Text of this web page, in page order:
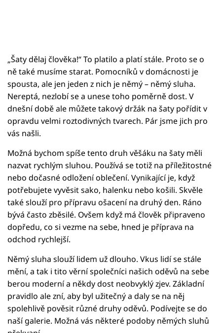
„Šaty dělaj člověka!“ To platilo a platí stále. Proto se o
ně také musíme starat. Pomocníků v domácnosti je
spousta, ale jen jeden z nich je němý – němý sluha.
Nereptá, nezlobí se a unese toho poměrně dost. V
dnešní době ale můžete takový držák na šaty pořídit v
opravdu velmi roztodivných tvarech. Pár jsme jich pro
vás našli.
Možná bychom spíše tento druh věšáku na šaty měli
nazvat rychlým sluhou. Používá se totiž na příležitostné
nebo dočasné odložení oblečení. Vynikající je, když
potřebujete vyvěsit sako, halenku nebo košili. Skvěle
také slouží pro přípravu ošacení na druhý den. Ráno
bývá často zběsilé. Ovšem když má člověk připraveno
dopředu, co si vezme na sebe, hned je příprava na
odchod rychlejší.
Němý sluha slouží lidem už dlouho. Vkus lidí se stále
mění, a tak i tito věrní společníci našich oděvů na sebe
berou moderní a někdy dost neobvyklý zjev. Základní
pravidlo ale zní, aby byl užitečný a daly se na něj
spolehlivě pověsit různé druhy oděvů. Podívejte se do
naší galerie. Možná vás některé podoby němých sluhů